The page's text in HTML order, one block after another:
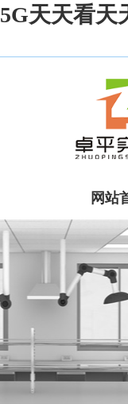
5G天天看天
网站